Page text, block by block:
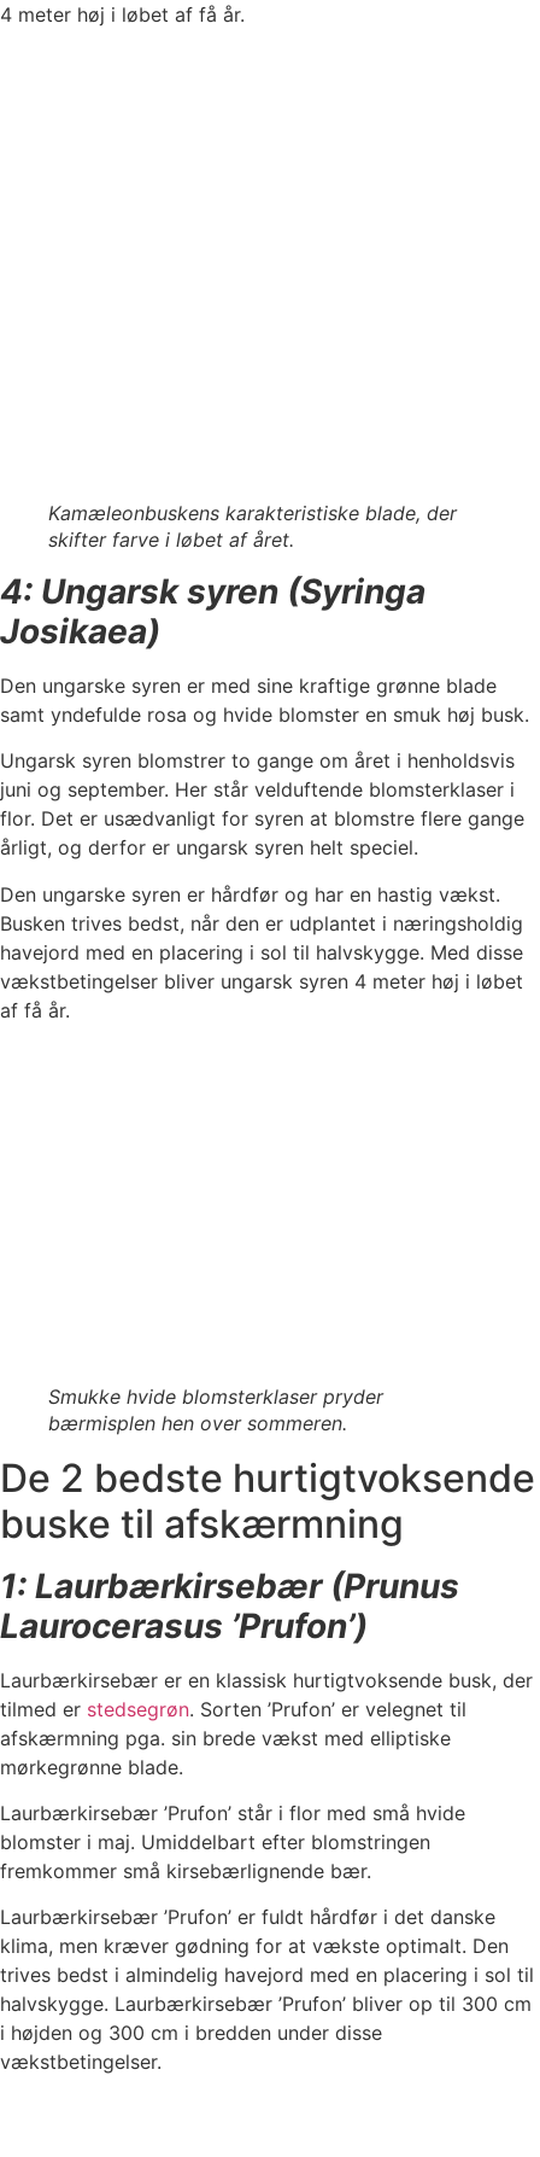
4 meter høj i løbet af få år.
Kamæleonbuskens karakteristiske blade, der
skifter farve i løbet af året.
4: Ungarsk syren (Syringa
Josikaea)
Den ungarske syren er med sine kraftige grønne blade
samt yndefulde rosa og hvide blomster en smuk høj busk.
Ungarsk syren blomstrer to gange om året i henholdsvis
juni og september. Her står velduftende blomsterklaser i
flor. Det er usædvanligt for syren at blomstre flere gange
årligt, og derfor er ungarsk syren helt speciel.
Den ungarske syren er hårdfør og har en hastig vækst.
Busken trives bedst, når den er udplantet i næringsholdig
havejord med en placering i sol til halvskygge. Med disse
vækstbetingelser bliver ungarsk syren 4 meter høj i løbet
af få år.
Smukke hvide blomsterklaser pryder
bærmisplen hen over sommeren.
De 2 bedste hurtigtvoksende
buske til afskærmning
1: Laurbærkirsebær (Prunus
Laurocerasus ’Prufon’)
Laurbærkirsebær er en klassisk hurtigtvoksende busk, der
tilmed er stedsegrøn. Sorten ’Prufon’ er velegnet til
afskærmning pga. sin brede vækst med elliptiske
mørkegrønne blade.
Laurbærkirsebær ’Prufon’ står i flor med små hvide
blomster i maj. Umiddelbart efter blomstringen
fremkommer små kirsebærlignende bær.
Laurbærkirsebær ’Prufon’ er fuldt hårdfør i det danske
klima, men kræver gødning for at vækste optimalt. Den
trives bedst i almindelig havejord med en placering i sol til
halvskygge. Laurbærkirsebær ’Prufon’ bliver op til 300 cm
i højden og 300 cm i bredden under disse
vækstbetingelser.